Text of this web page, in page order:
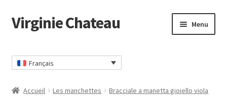
Passer
à
navigation
Passer
au
Virginie Chateau Menu
Français
Accueil Les manchettes
Bracciale a manetta gioiello viola